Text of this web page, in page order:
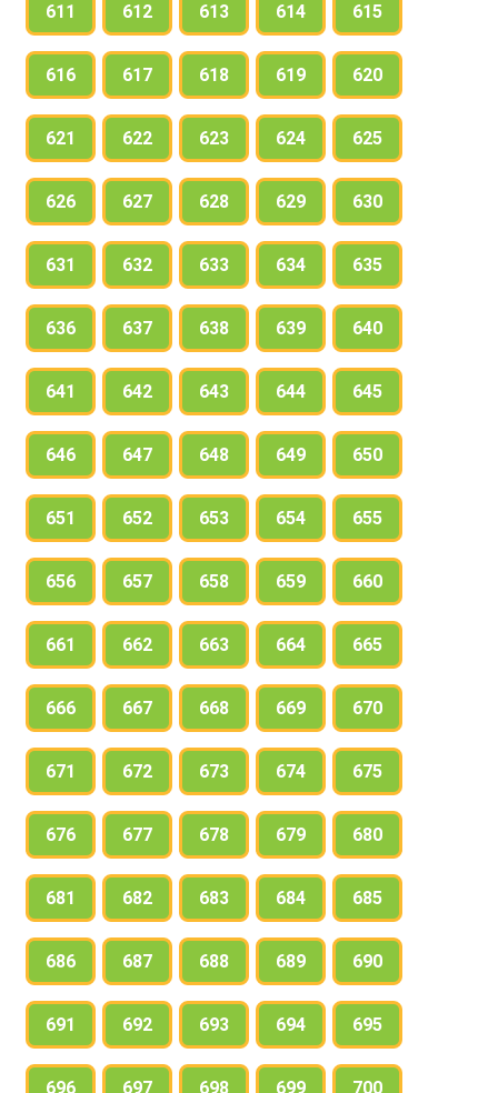
611 612 613 614 615
616 617 618 619 620
621 622 623 624 625
626 627 628 629 630
631 632 633 634 635
636 637 638 639 640
641 642 643 644 645
646 647 648 649 650
651 652 653 654 655
656 657 658 659 660
661 662 663 664 665
666 667 668 669 670
671 672 673 674 675
676 677 678 679 680
681 682 683 684 685
686 687 688 689 690
691 692 693 694 695
696 697 698 699 700